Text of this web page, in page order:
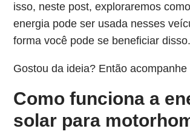
isso, neste post, exploraremos
energia pode ser usada nesses
forma você pode se beneficiar disso.
Gostou da ideia? Então acompanhe
Como funciona a
solar para